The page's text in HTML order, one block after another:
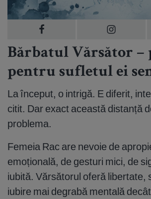
Bărbatul Vărsător –
pentru sufletul ei
La început, o intrigă. E diferit,
citit. Dar exact această distanță
problema.
Femeia Rac are nevoie de
emoțională, de gesturi mici, de
iubită. Vărsătorul oferă libertate,
iubire mai degrabă mentală